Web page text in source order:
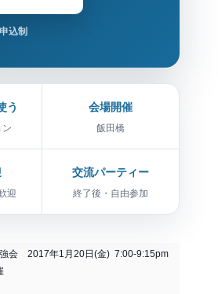
込制
う
ン
会場開催
飯田橋
迎
交流パーティー
終了後・自由参加
会 2017年1月20日(金) 7:00-9:15pm